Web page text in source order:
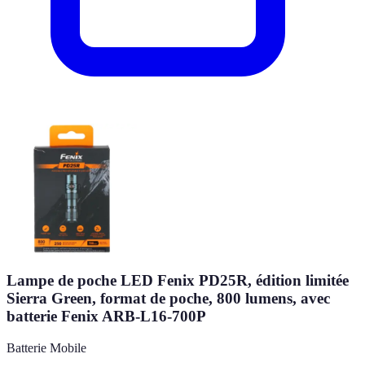
Lampe de poche LED Fenix PD25R, édition limitée
Sierra Green, format de poche, 800 lumens, avec
batterie Fenix ARB-L16-700P
Batterie Mobile